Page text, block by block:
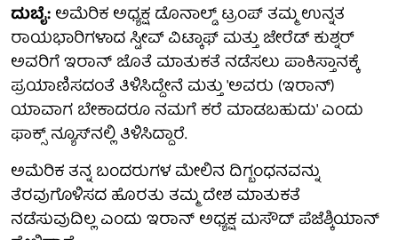
ದುಬೈ:ಅಮೆರಿಕ ಅಧ್ಯಕ್ಷ ಡೊನಾಲ್ಡ್ ಟ್ರಂಪ್ ತಮ್ಮ ಉನ್ನತ
ರಾಯಭಾರಿಗಳಾದ ಸ್ಟೀವ್ ವಿಟ್ಕಾಫ್ ಮತ್ತು ಜೇರೆಡ್ ಕುಶ್ನರ್
ಅವರಿಗೆ ಇರಾನ್ ಜೊತೆ ಮಾತುಕತೆ ನಡೆಸಲು ಪಾಕಿಸ್ತಾನಕ್ಕೆ
ಪ್ರಯಾಣಿಸದಂತೆ ತಿಳಿಸಿದ್ದೇನೆ ಮತ್ತು 'ಅವರು (ಇರಾನ್)
ಯಾವಾಗ ಬೇಕಾದರೂ ನಮಗೆ ಕರೆ ಮಾಡಬಹುದು' ಎಂದು
ಫಾಕ್ಸ್ ನ್ಯೂಸ್‌ನಲ್ಲಿ ತಿಳಿಸಿದ್ದಾರೆ.
ಅಮೆರಿಕ ತನ್ನ ಬಂದರುಗಳ ಮೇಲಿನ ದಿಗ್ಬಂಧನವನ್ನು
ತೆರವುಗೊಳಿಸದ ಹೊರತು ತಮ್ಮ ದೇಶ ಮಾತುಕತೆ
ನಡೆಸುವುದಿಲ್ಲ ಎಂದು ಇರಾನ್ ಅಧ್ಯಕ್ಷ ಮಸೌದ್ ಪೆಜೆಶ್ಕಿಯಾನ್